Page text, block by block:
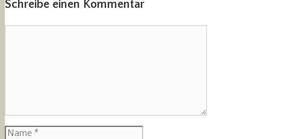
Schreibe einen Kommentar
Name